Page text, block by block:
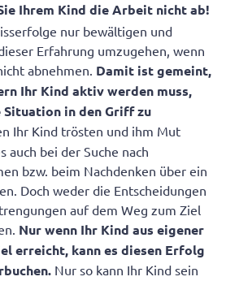
Ihrem Kind die Arbeit nicht ab!
nur bewältigen und
Erfahrung umzugehen, wenn
abnehmen. Damit ist gemeint,
Ihr Kind aktiv werden muss,
Situation in den Griff zu
Ihr Kind trösten und ihm Mut
auch bei der Suche nach
bzw. beim Nachdenken über ein
Doch weder die Entscheidungen
auf dem Weg zum Ziel
Nur wenn Ihr Kind aus eigener
erreicht, kann es diesen Erfolg
Nur so kann Ihr Kind sein